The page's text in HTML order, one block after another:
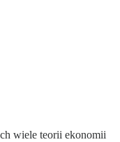
wiele teorii ekonomii